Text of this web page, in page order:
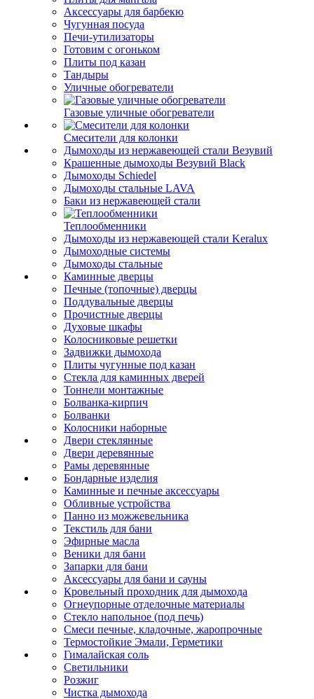
Аксессуары для барбекю
Чугунная посуда
Печи-утилизаторы
Готовим с огоньком
Плиты под казан
Тандыры
Уличные обогреватели
Газовые уличные обогреватели
Смесители для колонки
Дымоходы из нержавеющей стали Везувий
Крашенные дымоходы Везувий Black
Дымоходы Schiedel
Дымоходы стальные LAVA
Баки из нержавеющей стали
Теплообменники
Дымоходы из нержавеющей стали Keralux
Дымоходные системы
Дымоходы стальные
Каминные дверцы
Печные (топочные) дверцы
Поддувальные дверцы
Прочистные дверцы
Духовые шкафы
Колосниковые решетки
Задвижки дымохода
Плиты чугунные под казан
Стекла для каминных дверей
Тоннели монтажные
Болванка-кирпич
Болванки
Колосники наборные
Двери стеклянные
Двери деревянные
Рамы деревянные
Бондарные изделия
Каминные и печные аксессуары
Обливные устройства
Панно из можжевельника
Текстиль для бани
Эфирные масла
Веники для бани
Запарки для бани
Аксессуары для бани и сауны
Кровельный проходник для дымохода
Огнеупорные отделочные материалы
Стекло напольное (под печь)
Смеси печные, кладочные, жаропрочные
Термостойкие Эмали, Герметики
Гималайская соль
Светильники
Розжиг
Чистка дымохода